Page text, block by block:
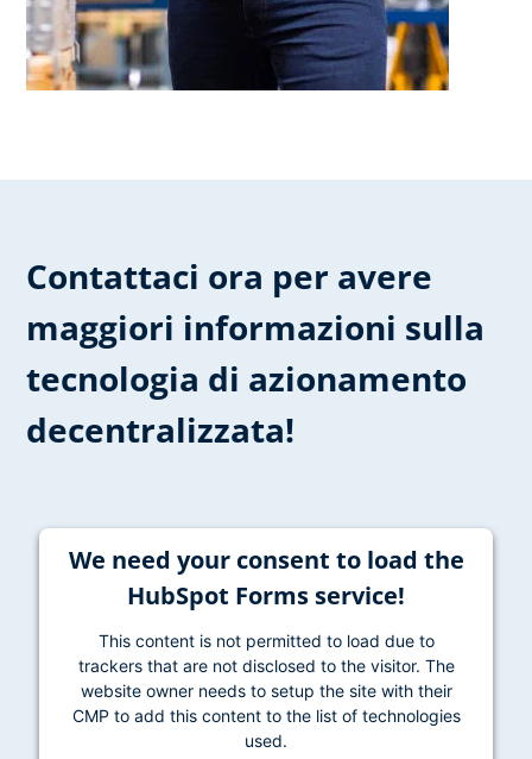
Contattaci ora per avere
maggiori informazioni sulla
tecnologia di azionamento
decentralizzata!
We need your consent to load the
HubSpot Forms service!
This content is not permitted to load due to
trackers that are not disclosed to the visitor. The
website owner needs to setup the site with their
CMP to add this content to the list of technologies
used.